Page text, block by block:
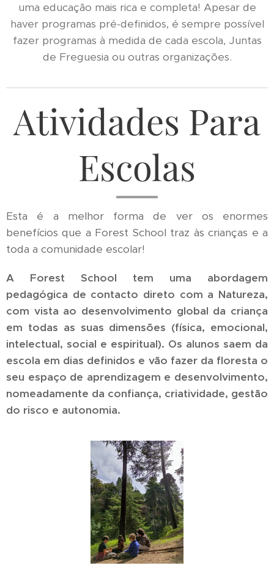
uma educação mais rica e completa! Apesar de
haver programas pré-definidos, é sempre possível
fazer programas à medida de cada escola, Juntas
de Freguesia ou outras organizações.
Atividades Para
Escolas
Esta é a melhor forma de ver os enormes
benefícios que a Forest School traz às crianças e a
toda a comunidade escolar!
A Forest School tem uma abordagem
pedagógica de contacto direto com a Natureza,
com vista ao desenvolvimento global da criança
em todas as suas dimensões (física, emocional,
intelectual, social e espiritual). Os alunos saem da
escola em dias definidos e vão fazer da floresta o
seu espaço de aprendizagem e desenvolvimento,
nomeadamente da confiança, criatividade, gestão
do risco e autonomia.